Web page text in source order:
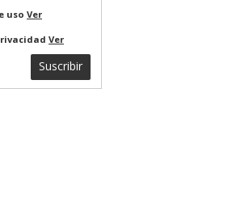
uso Ver
Ver
Suscribir